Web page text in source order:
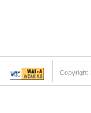
Copyright